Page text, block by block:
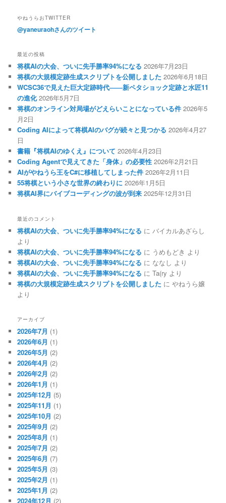
やねうらおTWITTER
@yaneuraohさんのツイート
最近の投稿
将棋AIの大会、ついに先手勝率94%になる 2026年7月23日
将棋の大規模定跡生成スクリプトを公開しました 2026年6月18日
WCSC36で見えた巨大定跡時代――新ペタショック定跡と水匠11
の進化 2026年5月7日
将棋のオンライン対局場がどえらいことになっている件 2026年5
月2日
Coding AIによって将棋AIのバグが続々と見つかる 2026年4月27
日
書籍『将棋AIのゆくえ』について 2026年4月23日
Coding Agentで見えてきた「身体」の必要性 2026年2月21日
AIがやねうら王をC#に移植してしまった件 2026年2月11日
55将棋という小さな世界の終わりに 2026年1月5日
将棋AI界にバイブコーディングの波が到来 2025年12月31日
最近のコメント
将棋AIの大会、ついに先手勝率94%になる にバイカルあざらし
より
将棋AIの大会、ついに先手勝率94%になる に うめもどき より
将棋AIの大会、ついに先手勝率94%になる に ななし より
将棋AIの大会、ついに先手勝率94%になる にTa(ry より
将棋の大規模定跡生成スクリプトを公開しました にやねうら嬢
より
アーカイブ
2026年7月 (1)
2026年6月 (1)
2026年5月 (2)
2026年4月 (2)
2026年2月 (2)
2026年1月 (1)
2025年12月 (5)
2025年11月 (1)
2025年10月 (2)
2025年9月 (2)
2025年8月 (1)
2025年7月 (2)
2025年6月 (7)
2025年5月 (3)
2025年2月 (1)
2025年1月 (2)
2024年12月 (2)